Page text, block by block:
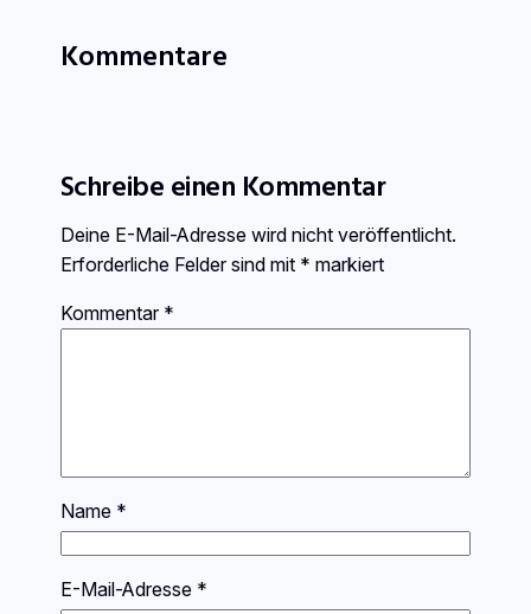
Kommentare
Schreibe einen Kommentar
Deine E-Mail-Adresse wird nicht veröffentlicht.
Erforderliche Felder sind mit * markiert
Kommentar *
Name *
E-Mail-Adresse *